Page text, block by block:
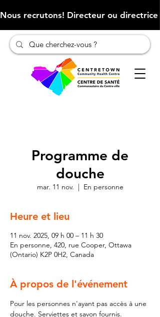
Nous recrutons! Directeur ou
Programme de
douche
mar. 11 nov.
  |
En personne
Heure et lieu
11 nov. 2025, 09 h 00 – 11 h 30
En personne, 420, rue Cooper, Ottawa
(Ontario) K2P 0H2, Canada
À propos de l'événement
Pour les personnes n'ayant pas accès à une
douche. Serviettes et savon fournis.